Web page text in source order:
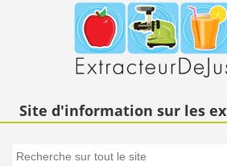
Site d'information sur les